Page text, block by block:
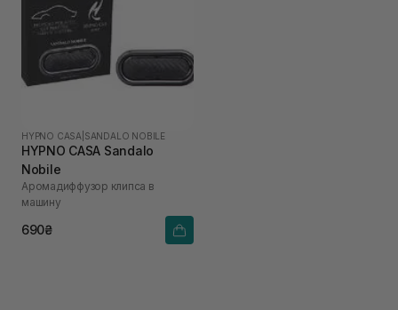
HYPNO CASA SANDALO NOBILE
HYPNO CASA Sandalo
Nobile
Аромадиффузор клипса в
машину
690₴